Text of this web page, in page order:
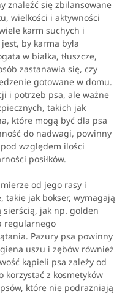
znaleźć się zbilansowane
wielkości i aktywności
karm suchych i
by karma była
w białka, tłuszcze,
zastanawia się, czy
gotowane w domu.
i potrzeb psa, ale ważne
takich jak
które mogą być dla psa
do nadwagi, powinny
względem ilości
posiłków.
od jego rasy i
takie jak bokser, wymagają
jak np. golden
regularnego
Pazury psa powinny
uszu i zębów również
kąpieli psa zależy od
korzystać z kosmetyków
które nie podrażniają